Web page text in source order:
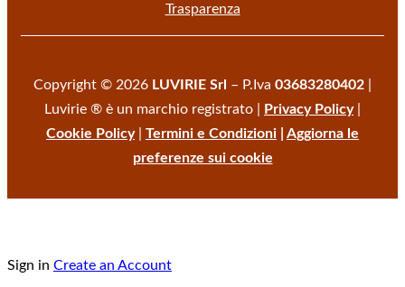
Trasparenza
Copyright © 2026 LUVIRIE Srl – P.Iva 03683280402
Luvirie ® è un marchio registrato | Privacy Policy|
Cookie Policy| Termini e Condizioni
Aggiorna le
preferenze sui cookie
Sign in Create an Account